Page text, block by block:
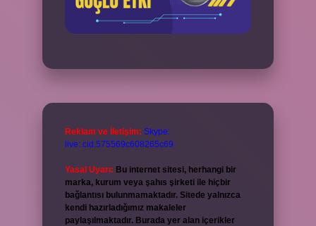
Reklam ve İletişim: Skype:
live:.cid.575569c608265c69
Yasal Uyarı: Bu internet sitesi, herhangi bir
marka, kurum veya şahıs şirketi ile hiçbir
bağlantısı bulunmamaktadır. Sitede yalnızca
kendi hazırladığımız makaleler
paylaşılmaktadır. Burada yer alan içerikler